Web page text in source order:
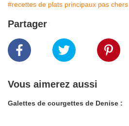
#recettes de plats principaux pas chers
Partager
Vous aimerez aussi
Galettes de courgettes de Denise :